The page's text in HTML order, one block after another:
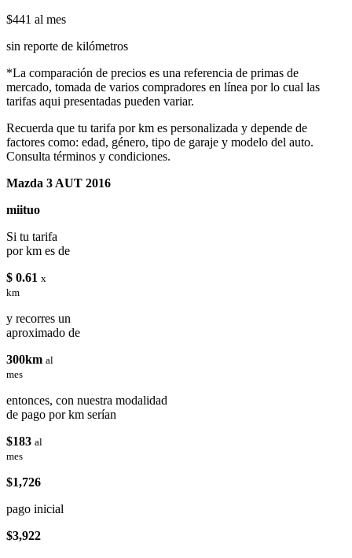
$441 al mes
sin reporte de kilómetros
*La comparación de precios es una referencia de primas de
mercado, tomada de varios compradores en línea por lo cual las
tarifas aqui presentadas pueden variar.
Recuerda que tu tarifa por km es personalizada y depende de
factores como: edad, género, tipo de garaje y modelo del auto.
Consulta términos y condiciones.
Mazda 3 AUT 2016
miituo
Si tu tarifa
por km es de
$ 0.61 x
km
y recorres un
aproximado de
300km al
mes
entonces, con nuestra modalidad
de pago por km serían
$183 al
mes
$1,726
pago inicial
$3,922